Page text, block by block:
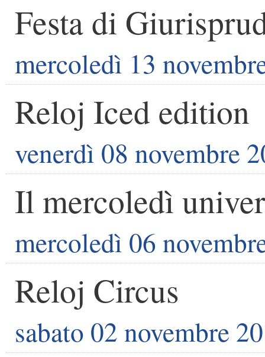
Festa di
mercoledì 13
Reloj Iced edition
venerdì 08 novembre
Il mercoledì
mercoledì 06
Reloj Circus
sabato 02 novembre